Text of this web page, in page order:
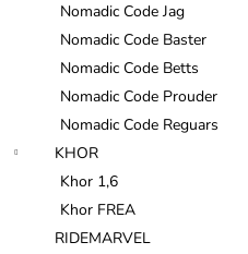
Nomadic Code Jag
Nomadic Code Baster
Nomadic Code Betts
Nomadic Code Prouder
Nomadic Code Reguars
KHOR
Khor 1,6
Khor FREA
RIDEMARVEL